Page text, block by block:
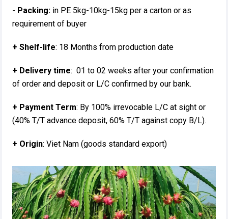
- Packing: in PE 5kg-10kg-15kg per a carton or as
requirement of buyer
+ Shelf-life: 18 Months from production date
+ Delivery time: 01 to 02 weeks after your confirmation
of order and deposit or L/C confirmed by our bank.
+ Payment Term: By 100% irrevocable L/C at sight or
(40% T/T advance deposit, 60% T/T against copy B/L).
+ Origin: Viet Nam (goods standard export)